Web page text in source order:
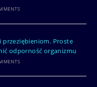
przeziębieniom. Proste
odporność organizmu